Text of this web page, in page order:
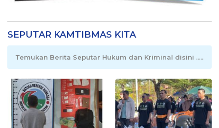
SEPUTAR KAMTIBMAS KITA
Temukan Berita Seputar Hukum dan Kriminal disini .....